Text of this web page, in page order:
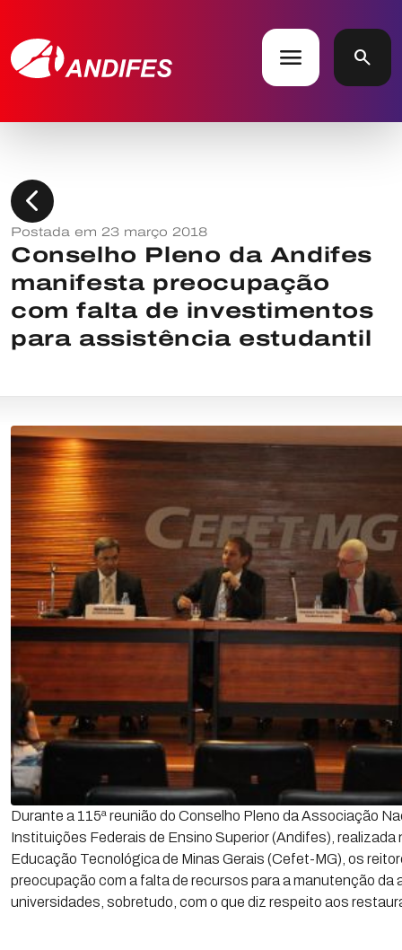
menu search
chevron_left
Postada em 23 março 2018
Conselho Pleno da Andifes
manifesta preocupação
com falta de investimentos
para assistência estudantil
Durante a 115ª reunião do Conselho Pleno da Associação
Instituições Federais de Ensino Superior (Andifes), realizada
Educação Tecnológica de Minas Gerais (Cefet-MG), os
preocupação com a falta de recursos para a manutenção
universidades, sobretudo, com o que diz respeito aos